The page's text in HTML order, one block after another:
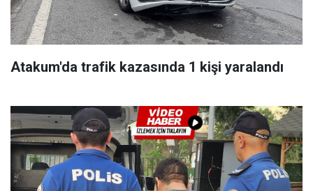
Atakum'da trafik kazasında 1 kişi yaralandı